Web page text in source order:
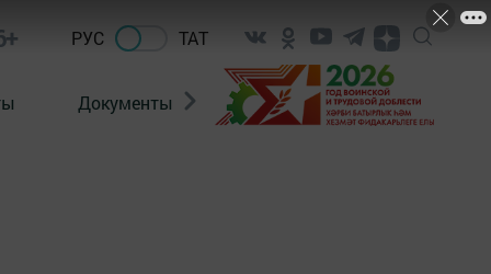
РУС ТАТ
Документы Патриотизм